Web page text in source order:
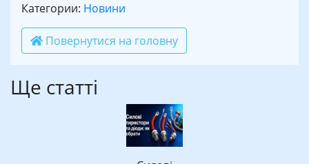
Категории: Новини
Повернутися на головну
Ще статті